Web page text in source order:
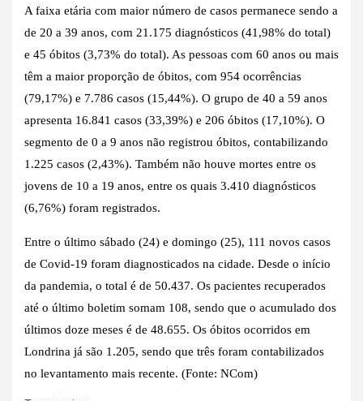
A faixa etária com maior número de casos permanece sendo a
de 20 a 39 anos, com 21.175 diagnósticos (41,98% do total)
e 45 óbitos (3,73% do total). As pessoas com 60 anos ou mais
têm a maior proporção de óbitos, com 954 ocorrências
(79,17%) e 7.786 casos (15,44%). O grupo de 40 a 59 anos
apresenta 16.841 casos (33,39%) e 206 óbitos (17,10%). O
segmento de 0 a 9 anos não registrou óbitos, contabilizando
1.225 casos (2,43%). Também não houve mortes entre os
jovens de 10 a 19 anos, entre os quais 3.410 diagnósticos
(6,76%) foram registrados.
Entre o último sábado (24) e domingo (25), 111 novos casos
de Covid-19 foram diagnosticados na cidade. Desde o início
da pandemia, o total é de 50.437. Os pacientes recuperados
até o último boletim somam 108, sendo que o acumulado dos
últimos doze meses é de 48.655. Os óbitos ocorridos em
Londrina já são 1.205, sendo que três foram contabilizados
no levantamento mais recente. (Fonte: NCom)